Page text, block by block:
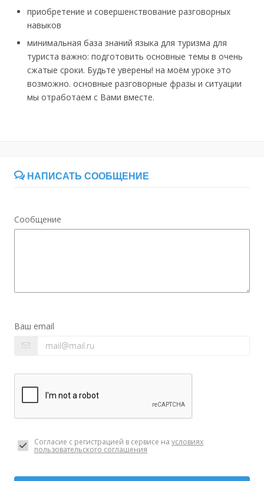
приобретение и совершенствование разговорных
навыков
минимальная база знаний языка для туризма для
туриста важно: подготовить основные темы в очень
сжатые сроки. Будьте уверены! на моём уроке это
возможно. основные разговорные фразы и ситуации
мы отработаем с Вами вместе.
НАПИСАТЬ СООБЩЕНИЕ
Сообщение
Ваш email
Согласие с регистрацией в сервисе на условиях
пользовательского соглашения